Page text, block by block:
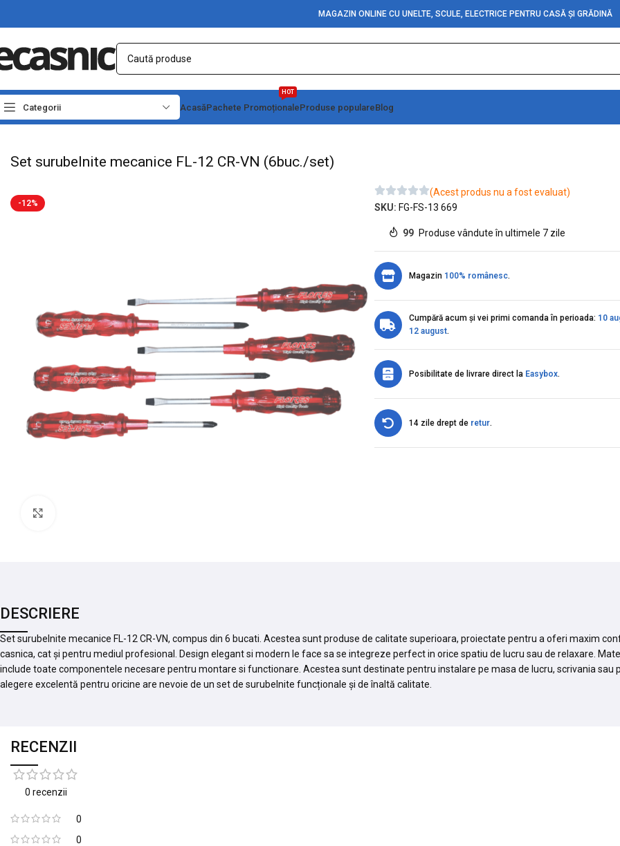
MAGAZIN ONLINE CU UNELTE, SCULE, ELECTRICE PENTRU CASĂ ȘI GRĂDINĂ
Categorii AcasăPachete Promoționale
HOT
Produse populareBlog
Prima pagină Scule - Unelte Surubelnite & Creioane Tensiune
Set surubelnite mecanice FL-12 CR-VN (6buc./set)
-12%
(Acest produs nu a fost evaluat)
SKU: FG-FS-13 669
99 Produse vândute în ultimele 7 zile
Magazin 100% românesc.
Cumpără acum și vei primi comanda în perioada: 10
12 august.
Posibilitate de livrare direct la Easybox.
14 zile drept de retur.
DESCRIERE
Set surubelnite mecanice FL-12 CR-VN, compus din 6 bucati. Acestea sunt produse de calitate superioara, proiectate pentru a oferi maxim
casnica, cat și pentru mediul profesional. Design elegant si modern le face sa se integreze perfect in orice spatiu de lucru sau de relaxare.
include toate componentele necesare pentru montare si functionare. Acestea sunt destinate pentru instalare pe masa de lucru, scrivania sau
alegere excelentă pentru oricine are nevoie de un set de surubelnite funcționale și de înaltă calitate.
RECENZII
0 recenzii
0
0